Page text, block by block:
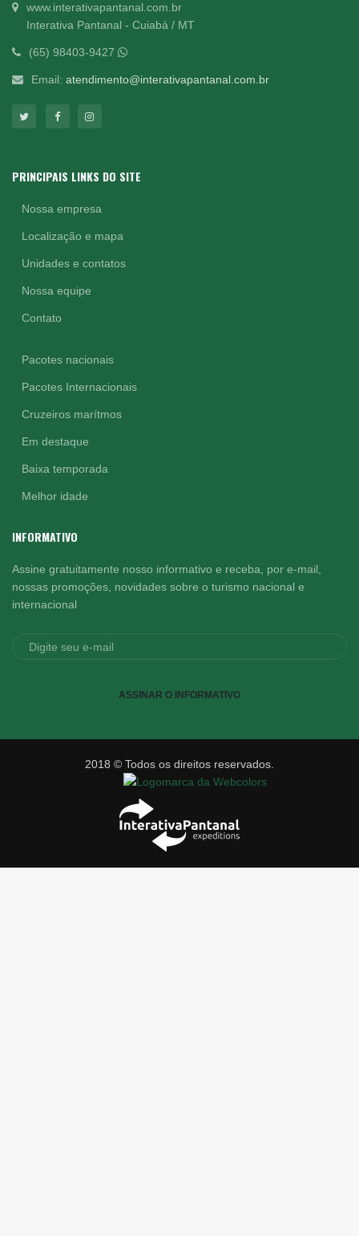
www.interativapantanal.com.br
Interativa Pantanal - Cuiabá / MT
(65) 98403-9427
Email: atendimento@interativapantanal.com.br
PRINCIPAIS LINKS DO SITE
Nossa empresa
Localização e mapa
Unidades e contatos
Nossa equipe
Contato
Pacotes nacionais
Pacotes Internacionais
Cruzeiros marítmos
Em destaque
Baixa temporada
Melhor idade
INFORMATIVO
Assine gratuitamente nosso informativo e receba, por e-mail,
nossas promoções, novidades sobre o turismo nacional e
internacional
ASSINAR O INFORMATIVO
2018 © Todos os direitos reservados.